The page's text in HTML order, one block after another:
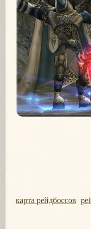
карта рейдбоссов